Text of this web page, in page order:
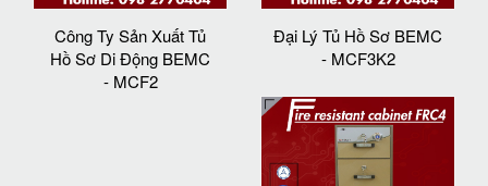
Công Ty Sản Xuất Tủ
Hồ Sơ Di Động BEMC
- MCF2
Đại Lý Tủ Hồ Sơ BEMC
- MCF3K2